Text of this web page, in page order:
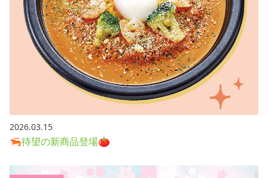
2026.03.15
🦐待望の新商品登場🍅